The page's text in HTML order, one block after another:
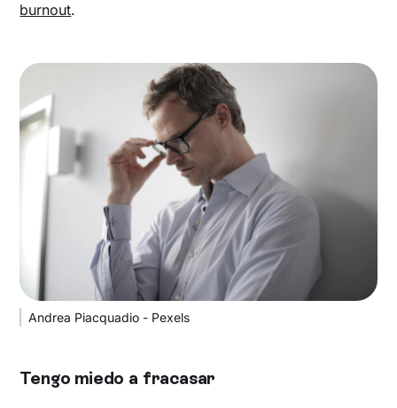
burnout.
Andrea Piacquadio - Pexels
Tengo miedo a fracasar